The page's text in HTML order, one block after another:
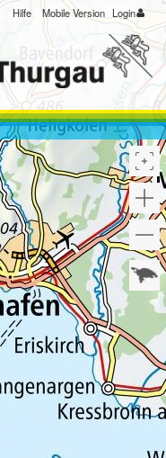
Hilfe Mobile Version Login